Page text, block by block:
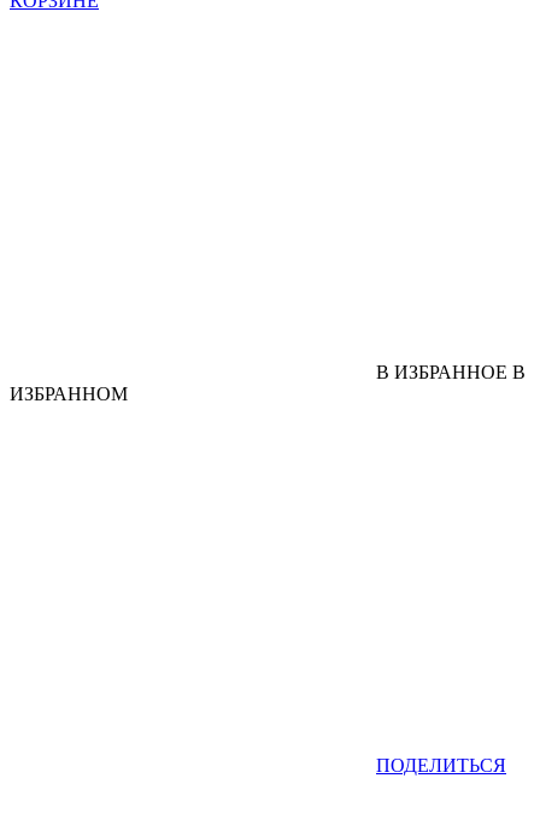
В ИЗБРАННОЕ В
ИЗБРАННОМ
ПОДЕЛИТЬСЯ